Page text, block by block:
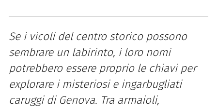
Se i vicoli del centro storico possono
sembrare un labirinto, i loro nomi
potrebbero essere proprio le chiavi per
explorare i misteriosi e ingarbugliati
caruggi di Genova. Tra armaioli,